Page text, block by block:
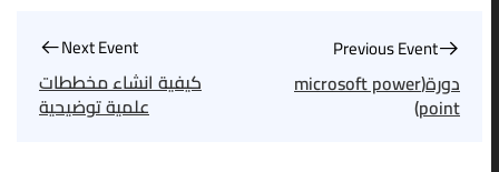
Previous Event
دورة(microsoft power
point)
Next Event
كيفية انشاء مخططات
علمية توضيحية